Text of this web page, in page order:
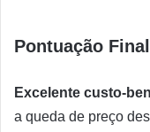
Pontuação
Excelente custo-
a queda de preço